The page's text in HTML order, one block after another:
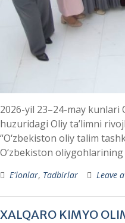
2026-yil 23–24-may
huzuridagi Oliy taʼlimni
“O‘zbekiston oliy talim
O‘zbekiston
E'lonlar, Tadbirlar Leave
XALQARO KIMYO